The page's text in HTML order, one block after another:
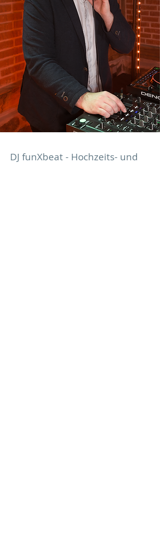
DJ funXbeat - Hochzeits- und